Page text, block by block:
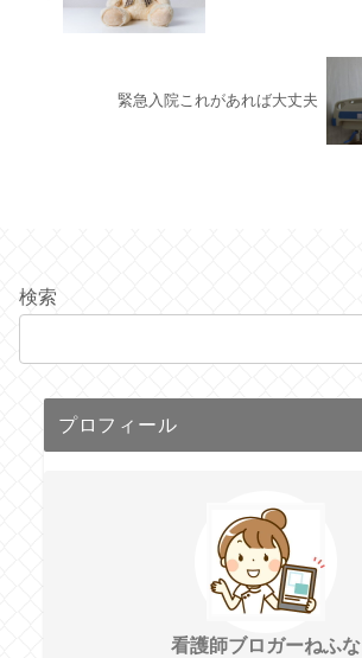
緊急入院これがあれば大丈夫
検索
プロフィール
看護師ブロガーねふな